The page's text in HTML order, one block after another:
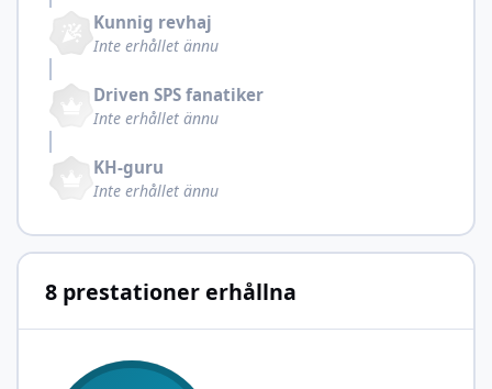
Kunnig revhaj
Inte erhållet ännu
Driven SPS fanatiker
Inte erhållet ännu
KH-guru
Inte erhållet ännu
8 prestationer erhållna